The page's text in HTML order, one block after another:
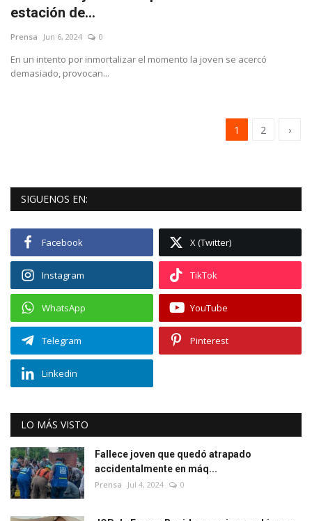
estación de...
Prensa Jun 6, 2024 0
En un intento por inmortalizar el momento la joven se acercó
demasiado, provocan...
1 2 ›
SIGUENOS EN:
Facebook X (Twitter)
Instagram TikTok
WhatsApp YouTube
Telegram Pinterest
Linkedin
LO MÁS VISTO
Fallece joven que quedó atrapado
accidentalmente en máq...
Prensa Jul 4, 2024 0